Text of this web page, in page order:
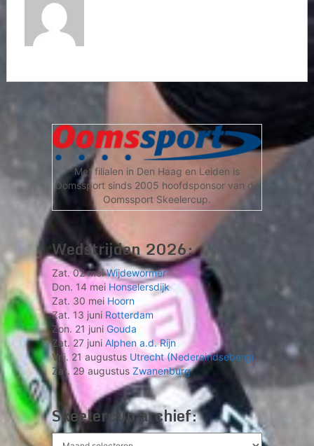
Met filialen in Den Haag en Leiden is
Oomssport sinds 2005 hoofdsponsor van de
Oomssport Skeelercup.
Wedstrijden 2026:
Zat. 02 meiWijdewormer
Don. 14 mei Honselersdijk
Zat. 30 meiHoorn
Zat. 13 juni Rotterdam
Zon. 21 juni Gouda
Zat. 27 juni Alphen a.d. Rijn
Vrij. 21 augustus Utrecht (Nedereindseberg)
Zat. 29 augustus Zwanenburg
Skeelercup archief:
Skeelercup